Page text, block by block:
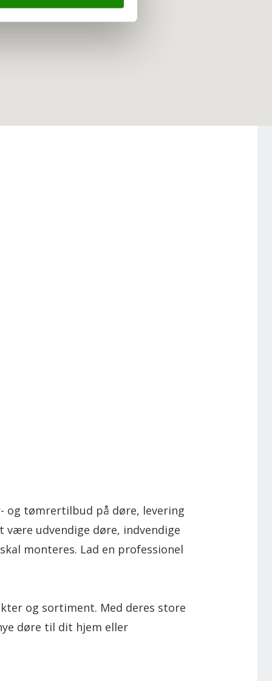
og tømrertilbud på døre, levering
udvendige døre, indvendige
monteres. Lad en professionel
og sortiment. Med deres store
døre til dit hjem eller